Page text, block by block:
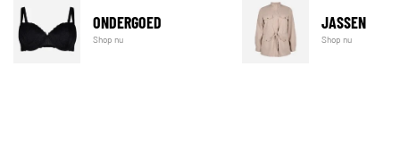
ONDERGOED
Shop nu
JASSEN
Shop nu